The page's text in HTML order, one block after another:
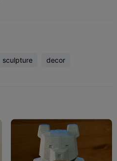
sculpture decor